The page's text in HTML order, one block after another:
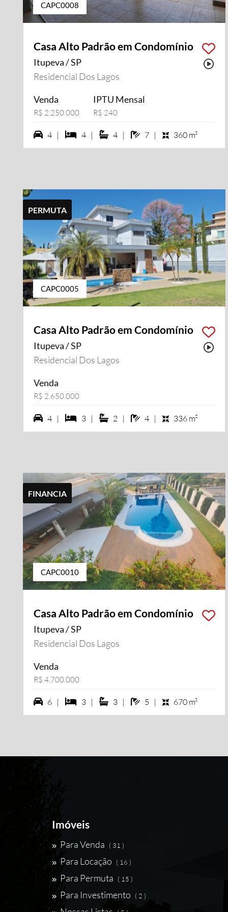
CAPC0008
Casa Alto Padrão em Condomínio
Itupeva / SP
Residencial Dos Lagos
Venda
R$ 2.250.000
IPTU Mensal
R$ 240
4 vagas na garagem
4 | 4 dormiórios
4 | 4 suítes
4 | 7 banheiros
7 | 360 m²
PERMUTA
CAPC0005
Casa Alto Padrão em Condomínio
Itupeva / SP
Residencial Dos Lagos
Venda
R$ 2.650.000
4 vagas na garagem
4 | 3 dormiórios
3 | 2 suítes
2 | 4 banheiros
4 | 336 m²
FINANCIA
CAPC0010
Casa Alto Padrão em Condomínio
Itupeva / SP
Residencial Dos Lagos
Venda
R$ 4.700.000
6 vagas na garagem
6 | 3 dormiórios
3 | 3 suítes
3 | 5 banheiros
5 | 670 m²
Imóveis
Para Venda ( 31 )
Para Locação ( 16 )
Para Permuta ( 15 )
Para Investimento ( 2 )